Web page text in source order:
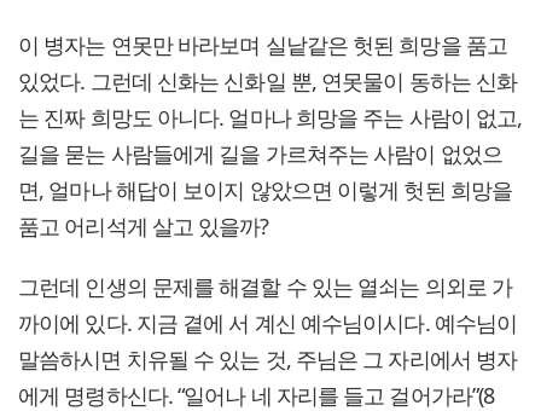
이 병자는 연못만 바라보며 실낱같은 헛된 희망을 품고
있었다. 그런데 신화는 신화일 뿐, 연못물이 동하는 신화
는 진짜 희망도 아니다. 얼마나 희망을 주는 사람이 없고,
길을 묻는 사람들에게 길을 가르쳐주는 사람이 없었으
면, 얼마나 해답이 보이지 않았으면 이렇게 헛된 희망을
품고 어리석게 살고 있을까?
그런데 인생의 문제를 해결할 수 있는 열쇠는 의외로 가
까이에 있다. 지금 곁에 서 계신 예수님이시다. 예수님이
말씀하시면 치유될 수 있는 것, 주님은 그 자리에서 병자
에게 명령하신다. “일어나 네 자리를 들고 걸어가라”(8